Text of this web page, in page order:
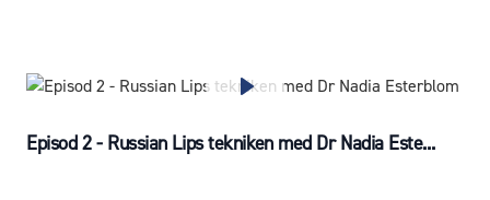
Episod 2 - Russian Lips tekniken med Dr Nadia Este...